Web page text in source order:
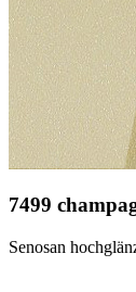
7499
Senosan